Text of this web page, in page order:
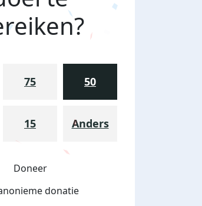
75 50
15 Anders
Doneer
donatie